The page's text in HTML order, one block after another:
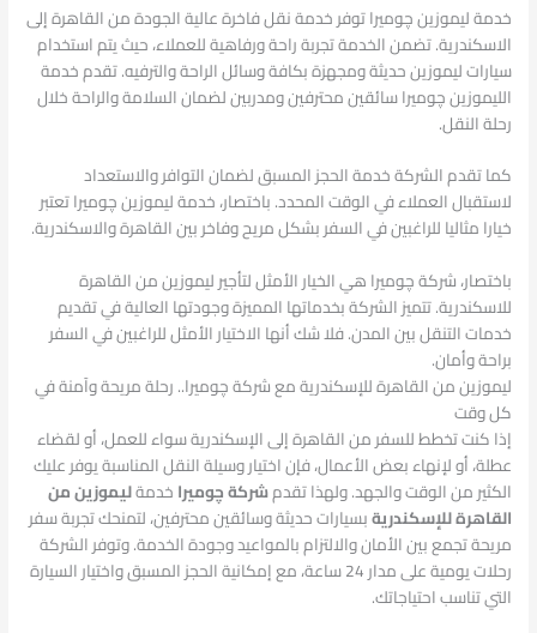
خدمة ليموزين چوميرا توفر خدمة نقل فاخرة عالية الجودة من القاهرة إلى
الاسكندرية. تضمن الخدمة تجربة راحة ورفاهية للعملاء، حيث يتم استخدام
سيارات ليموزين حديثة ومجهزة بكافة وسائل الراحة والترفيه. تقدم خدمة
الليموزين چوميرا سائقين محترفين ومدربين لضمان السلامة والراحة خلال
رحلة النقل.
كما تقدم الشركة خدمة الحجز المسبق لضمان التوافر والاستعداد
لاستقبال العملاء في الوقت المحدد. باختصار، خدمة ليموزين چوميرا تعتبر
خيارا مثاليا للراغبين في السفر بشكل مريح وفاخر بين القاهرة والاسكندرية.
باختصار، شركة چوميرا هي الخيار الأمثل لتأجير ليموزين من القاهرة
للاسكندرية. تتميز الشركة بخدماتها المميزة وجودتها العالية في تقديم
خدمات التنقل بين المدن. فلا شك أنها الاختيار الأمثل للراغبين في السفر
براحة وأمان.
ليموزين من القاهرة للإسكندرية مع شركة چوميرا.. رحلة مريحة وآمنة في
كل وقت
إذا كنت تخطط للسفر من القاهرة إلى الإسكندرية سواء للعمل، أو لقضاء
عطلة، أو لإنهاء بعض الأعمال، فإن اختيار وسيلة النقل المناسبة يوفر عليك
الكثير من الوقت والجهد. ولهذا تقدمشركة چوميراخدمةليموزين من
القاهرة للإسكندريةبسيارات حديثة وسائقين محترفين، لتمنحك تجربة سفر
مريحة تجمع بين الأمان والالتزام بالمواعيد وجودة الخدمة. وتوفر الشركة
رحلات يومية على مدار 24 ساعة، مع إمكانية الحجز المسبق واختيار السيارة
التي تناسب احتياجاتك.